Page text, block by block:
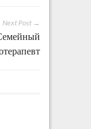
Next Post →